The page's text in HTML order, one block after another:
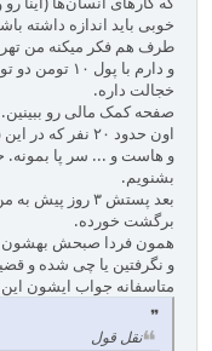
خوبی باید اندازه داشته
طرف هم فکر میکنه من
و دارم با
خجالت داره.
صفحه کمک مالی رو
بشنویم.
بعد پستش ۳ روز
برگشت خورده.
و نگرفتین یا چی شده و
متاسفانه جواب ایشون این
نقل قول